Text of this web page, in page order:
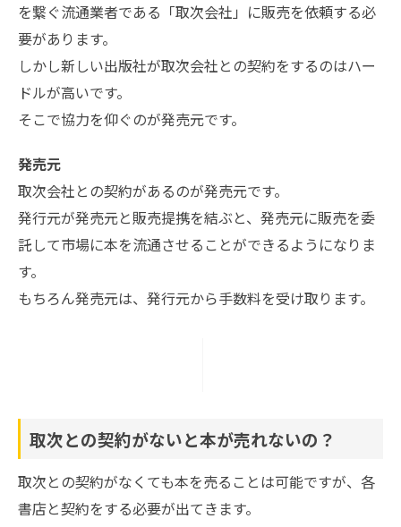
を繋ぐ流通業者である「取次会社」に販売を依頼する必
要があります。
しかし新しい出版社が取次会社との契約をするのはハー
ドルが高いです。
そこで協力を仰ぐのが発売元です。
発売元
取次会社との契約があるのが発売元です。
発行元が発売元と販売提携を結ぶと、発売元に販売を委
託して市場に本を流通させることができるようになりま
す。
もちろん発売元は、発行元から手数料を受け取ります。
取次との契約がないと本が売れないの？
取次との契約がなくても本を売ることは可能ですが、各
書店と契約をする必要が出てきます。